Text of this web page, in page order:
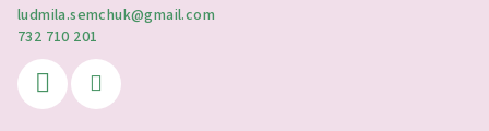
ludmila.semchuk@gmail.com
732 710 201